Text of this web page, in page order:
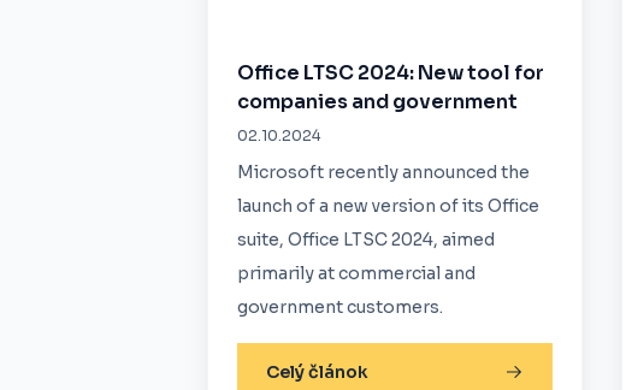
Office LTSC 2024: New tool for
companies and government
02.10.2024
Microsoft recently announced the
launch of a new version of its Office
suite, Office LTSC 2024, aimed
primarily at commercial and
government customers.
Celý článok